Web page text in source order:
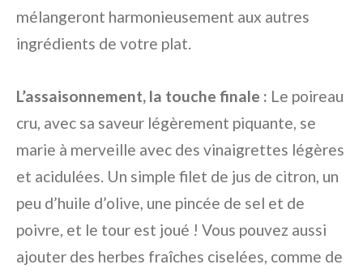
mélangeront harmonieusement aux autres
ingrédients de votre plat.
L’assaisonnement, la touche finale : Le poireau
cru, avec sa saveur légèrement piquante, se
marie à merveille avec des vinaigrettes légères
et acidulées. Un simple filet de jus de citron, un
peu d’huile d’olive, une pincée de sel et de
poivre, et le tour est joué ! Vous pouvez aussi
ajouter des herbes fraîches ciselées, comme de